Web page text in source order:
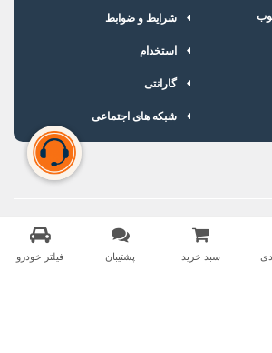
سبد خرید پشتیبان فیلتر خودرو
شرایط و ضوابط
استخدام
گارانتی
شبکه های اجتماعی